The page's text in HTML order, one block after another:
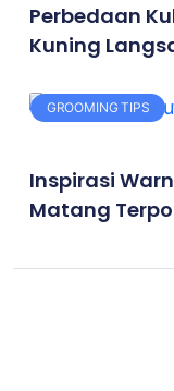
Perbedaan
Kuning
GROOMING TIPS
Inspirasi
Matang